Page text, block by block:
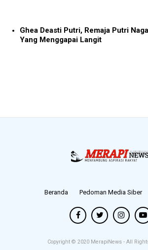
Ghea Deasti Putri, Remaja Putri
Yang Menggapai Langit
Beranda Pedoman Media Siber
Copyright © 2020 MerapiNews - All